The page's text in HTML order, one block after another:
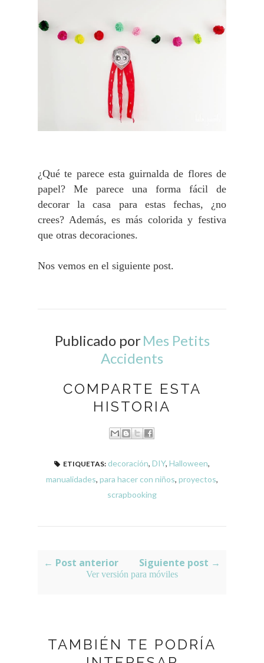
¿Qué te parece esta guirnalda de flores de
papel? Me parece una forma fácil de
decorar la casa para estas fechas, ¿no
crees? Además, es más colorida y festiva
que otras decoraciones.
Nos vemos en el siguiente post.
Publicado porMes Petits
Accidents
COMPARTE ESTA
HISTORIA
ETIQUETAS: decoración, DIY, Halloween,
manualidades, para hacer con niños, proyectos,
scrapbooking
← Post anterior Siguiente post →
Ver versión para móviles
TAMBIÉN TE PODRÍA